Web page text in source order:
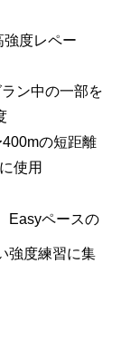
強度レペー
ン中の一部を
の短距離
使用
Easyペースの
強度練習に集